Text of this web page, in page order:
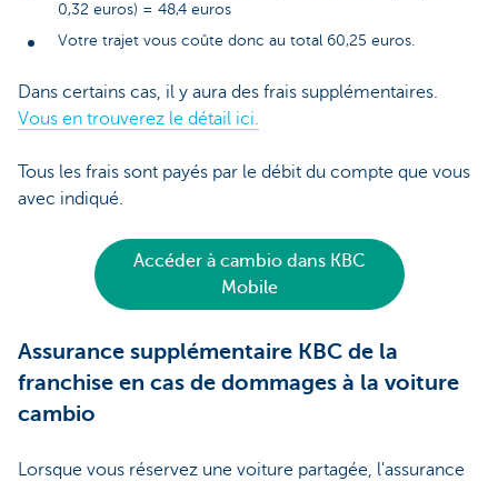
0,32 euros) = 48,4 euros
Votre trajet vous coûte donc au total 60,25 euros.
Dans certains cas, il y aura des frais supplémentaires.
Vous en trouverez le détail ici.
Tous les frais sont payés par le débit du compte que vous
avec indiqué.
Accéder à cambio dans KBC
Mobile
Assurance supplémentaire KBC de la
franchise en cas de dommages à la voiture
cambio
Lorsque vous réservez une voiture partagée, l'assurance